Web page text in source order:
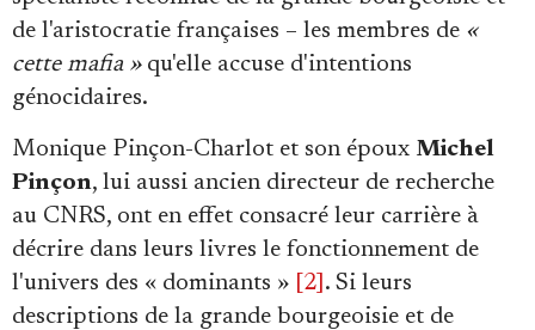
de l'aristocratie françaises – les membres de «
cette mafia »qu'elle accuse d'intentions
génocidaires.
Monique Pinçon-Charlot et son époux Michel
Pinçon, lui aussi ancien directeur de recherche
au CNRS, ont en effet consacré leur carrière à
décrire dans leurs livres le fonctionnement de
l'univers des « dominants »
[2] . Si leurs
descriptions de la grande bourgeoisie et de